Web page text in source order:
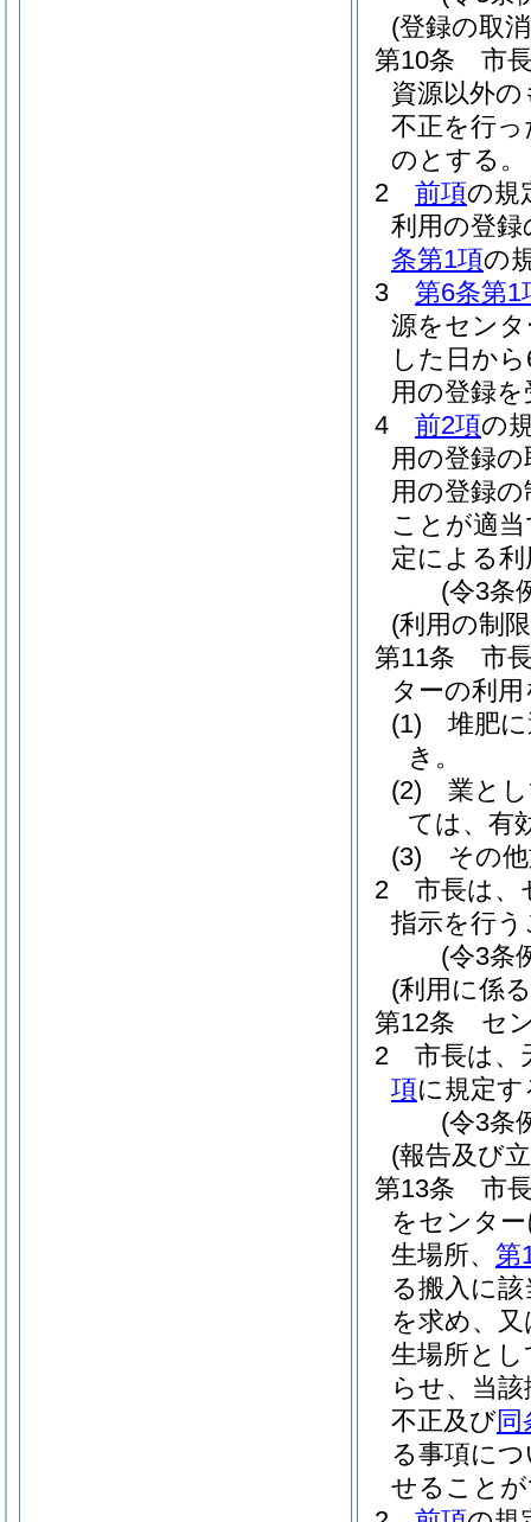
(登録の取
第10条
市
資源以外
不正を行
のとする。
2
前項の規
利用の登
条第1項の
3
第6条第1
源をセン
した日か
用の登録
4
前2項の
用の登録
用の登録
ことが適
定による
(令3条
(利用の制
第11条
市
ターの利
(1)
堆肥
き。
(2)
業と
ては、有
(3)
その
2
市長は、
指示を行
(令3条
(利用に係
第12条
セ
2
市長は、
項に規定
(令3条
(報告及び
第13条
市
をセンタ
生場所、 第
る搬入に
を求め、
生場所と
らせ、当
不正及び同
る事項に
せること